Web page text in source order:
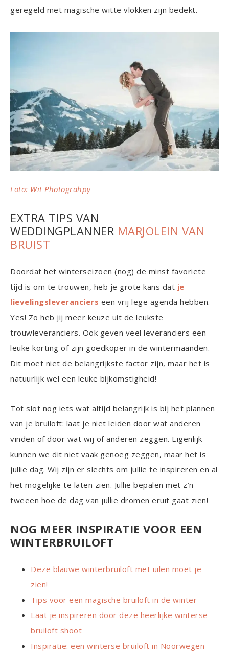
geregeld met magische witte vlokken zijn bedekt.
Foto: Wit Photograhpy
EXTRA TIPS VAN
WEDDINGPLANNER MARJOLEIN VAN
BRUIST
Doordat het winterseizoen (nog) de minst favoriete
tijd is om te trouwen, heb je grote kans dat je
lievelingsleveranciers een vrij lege agenda hebben.
Yes! Zo heb jij meer keuze uit de leukste
trouwleveranciers. Ook geven veel leveranciers een
leuke korting of zijn goedkoper in de wintermaanden.
Dit moet niet de belangrijkste factor zijn, maar het is
natuurlijk wel een leuke bijkomstigheid!
Tot slot nog iets wat altijd belangrijk is bij het plannen
van je bruiloft: laat je niet leiden door wat anderen
vinden of door wat wij of anderen zeggen. Eigenlijk
kunnen we dit niet vaak genoeg zeggen, maar het is
jullie dag. Wij zijn er slechts om jullie te inspireren en al
het mogelijke te laten zien. Jullie bepalen met z’n
tweeën hoe de dag van jullie dromen eruit gaat zien!
NOG MEER INSPIRATIE VOOR EEN
WINTERBRUILOFT
Deze blauwe winterbruiloft met uilen moet je
zien!
Tips voor een magische bruiloft in de winter
Laat je inspireren door deze heerlijke winterse
bruiloft shoot
Inspiratie: een winterse bruiloft in Noorwegen